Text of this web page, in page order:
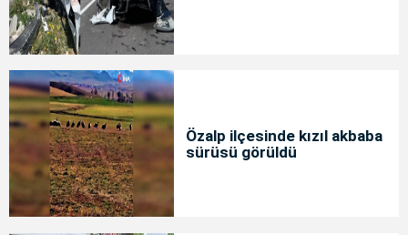
Özalp ilçesinde kızıl akbaba
sürüsü görüldü